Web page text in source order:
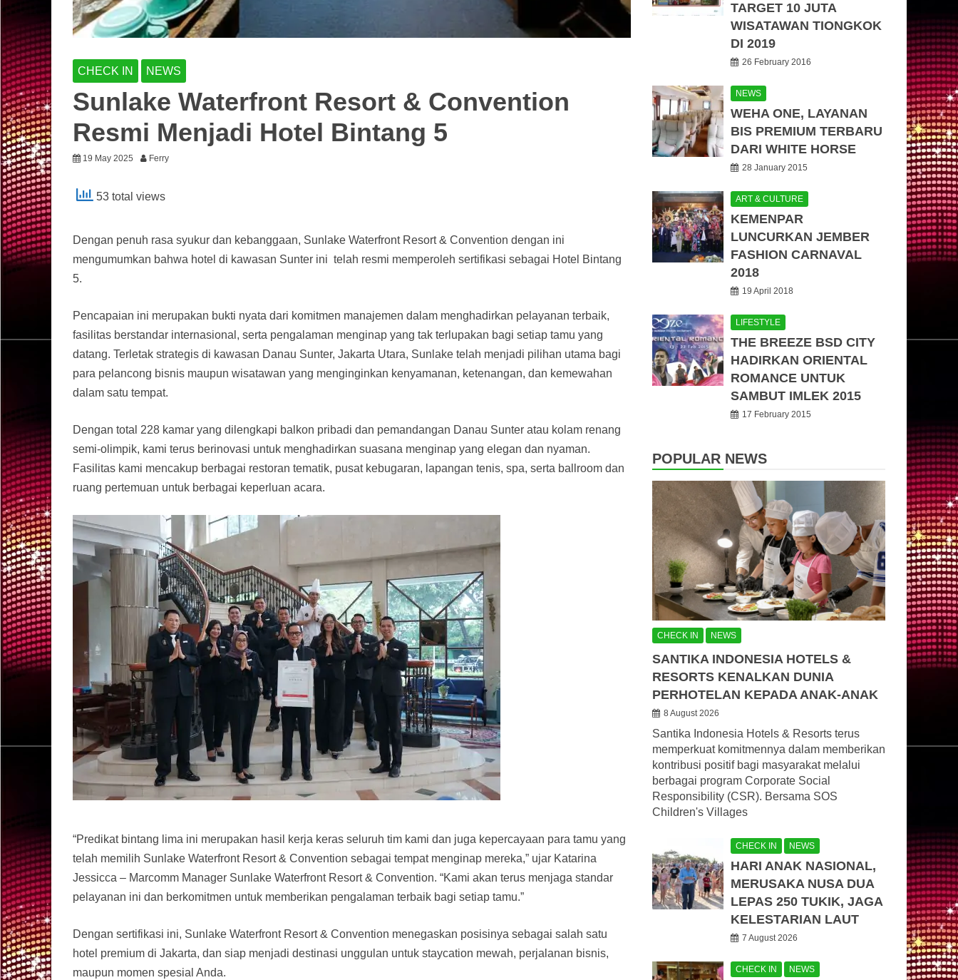
CHECK IN NEWS
Sunlake Waterfront Resort & Convention
Resmi Menjadi Hotel Bintang 5
19 May 2025 Ferry
53 total views
Dengan penuh rasa syukur dan kebanggaan, Sunlake Waterfront Resort & Convention dengan ini
mengumumkan bahwa hotel di kawasan Sunter ini telah resmi memperoleh sertifikasi sebagai Hotel Bintang
5.
Pencapaian ini merupakan bukti nyata dari komitmen manajemen dalam menghadirkan pelayanan terbaik,
fasilitas berstandar internasional, serta pengalaman menginap yang tak terlupakan bagi setiap tamu yang
datang. Terletak strategis di kawasan Danau Sunter, Jakarta Utara, Sunlake telah menjadi pilihan utama bagi
para pelancong bisnis maupun wisatawan yang menginginkan kenyamanan, ketenangan, dan kemewahan
dalam satu tempat.
Dengan total 228 kamar yang dilengkapi balkon pribadi dan pemandangan Danau Sunter atau kolam renang
semi-olimpik, kami terus berinovasi untuk menghadirkan suasana menginap yang elegan dan nyaman.
Fasilitas kami mencakup berbagai restoran tematik, pusat kebugaran, lapangan tenis, spa, serta ballroom dan
ruang pertemuan untuk berbagai keperluan acara.
“Predikat bintang lima ini merupakan hasil kerja keras seluruh tim kami dan juga kepercayaan para tamu yang
telah memilih Sunlake Waterfront Resort & Convention sebagai tempat menginap mereka,” ujar Katarina
Jessicca – Marcomm Manager Sunlake Waterfront Resort & Convention. “Kami akan terus menjaga standar
pelayanan ini dan berkomitmen untuk memberikan pengalaman terbaik bagi setiap tamu.”
Dengan sertifikasi ini, Sunlake Waterfront Resort & Convention menegaskan posisinya sebagai salah satu
hotel premium di Jakarta, dan siap menjadi destinasi unggulan untuk staycation mewah, perjalanan bisnis,
maupun momen spesial Anda.
TARGET 10 JUTA
WISATAWAN TIONGKOK
DI 2019
26 February 2016
NEWS
WEHA ONE, LAYANAN
BIS PREMIUM TERBARU
DARI WHITE HORSE
28 January 2015
ART & CULTURE
KEMENPAR
LUNCURKAN JEMBER
FASHION CARNAVAL
2018
19 April 2018
LIFESTYLE
THE BREEZE BSD CITY
HADIRKAN ORIENTAL
ROMANCE UNTUK
SAMBUT IMLEK 2015
17 February 2015
POPULAR NEWS
CHECK IN NEWS
SANTIKA INDONESIA HOTELS &
RESORTS KENALKAN DUNIA
PERHOTELAN KEPADA ANAK-ANAK
8 August 2026
Santika Indonesia Hotels & Resorts terus
memperkuat komitmennya dalam memberikan
kontribusi positif bagi masyarakat melalui
berbagai program Corporate Social
Responsibility (CSR). Bersama SOS
Children's Villages
CHECK IN NEWS
HARI ANAK NASIONAL,
MERUSAKA NUSA DUA
LEPAS 250 TUKIK, JAGA
KELESTARIAN LAUT
7 August 2026
CHECK IN NEWS